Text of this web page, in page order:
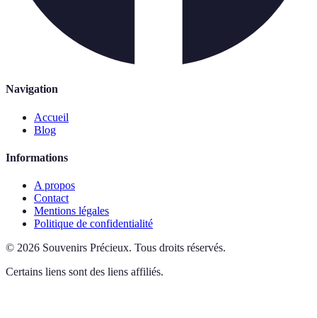
Navigation
Accueil
Blog
Informations
A propos
Contact
Mentions légales
Politique de confidentialité
© 2026 Souvenirs Précieux. Tous droits réservés.
Certains liens sont des liens affiliés.